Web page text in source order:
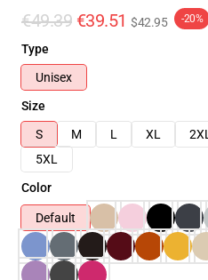
€49.39 €39.51 $42.95 -20%
Type
Unisex
Size
S
M L XL 2XL
5XL
Color
Default